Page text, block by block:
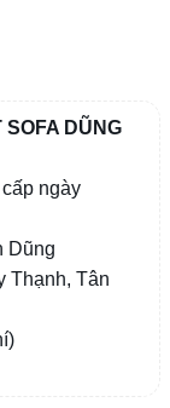
DŨNG
ngày
Dũng
Thạnh, Tân